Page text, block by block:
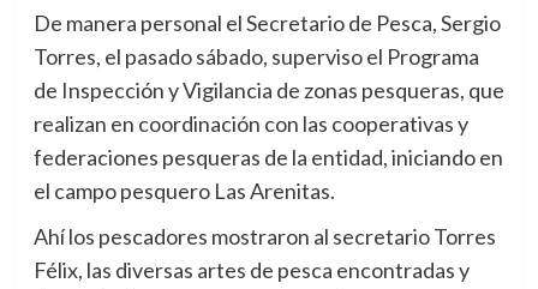
De manera personal el Secretario de Pesca, Sergio
Torres, el pasado sábado, superviso el Programa
de Inspección y Vigilancia de zonas pesqueras, que
realizan en coordinación con las cooperativas y
federaciones pesqueras de la entidad, iniciando en
el campo pesquero Las Arenitas.
Ahí los pescadores mostraron al secretario Torres
Félix, las diversas artes de pesca encontradas y